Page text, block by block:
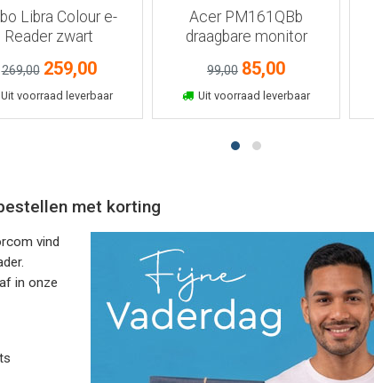
Libra Colour e-
Reader zwart
269,00 259,00
Uit voorraad leverbaar
In winkelmand
Acer PM161QBb
draagbare monitor
99,00 85,00
Uit voorraad leverbaar
In winkelmand
met korting
vind
in onze